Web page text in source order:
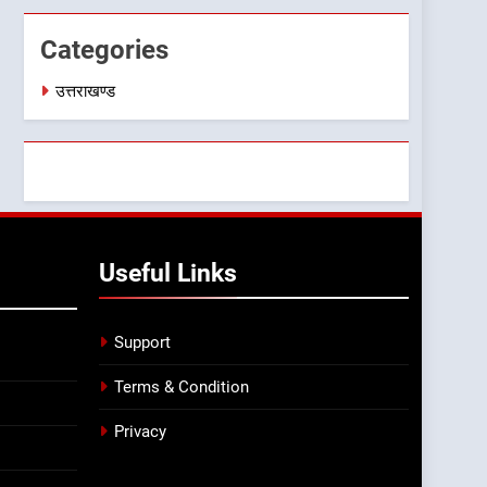
Categories
उत्तराखण्ड
Useful Links
Support
Terms & Condition
Privacy